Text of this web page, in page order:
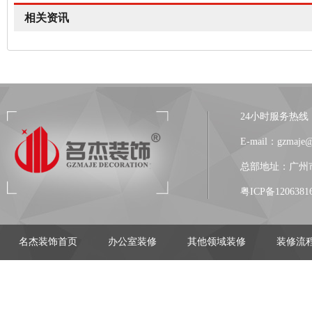
相关资讯
24小时服务热线
E-mail：
总部地址：广州
粤ICP备
名杰装饰首页 办公室装修 其他领域装修 装修流